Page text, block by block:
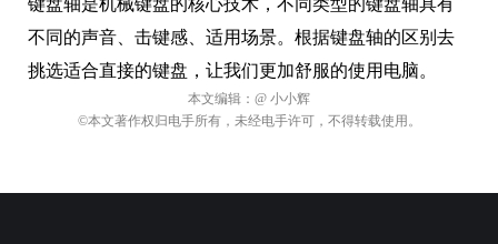
键盘轴是机械键盘的核心技术，不同类型的键盘轴具有
不同的声音、击键感、适用场景。根据键盘轴的区别去
挑选适合直接的键盘，让我们更加舒服的使用电脑。
本文编辑： @ 小小辉
©本文著作权归电手所有，未经电手许可，不得转载使用。